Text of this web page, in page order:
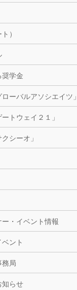
）
奨学金
ーバルアソシエイツ」
トウェイ２１」
シーオ」
・イベント情報
ント
務局
知らせ